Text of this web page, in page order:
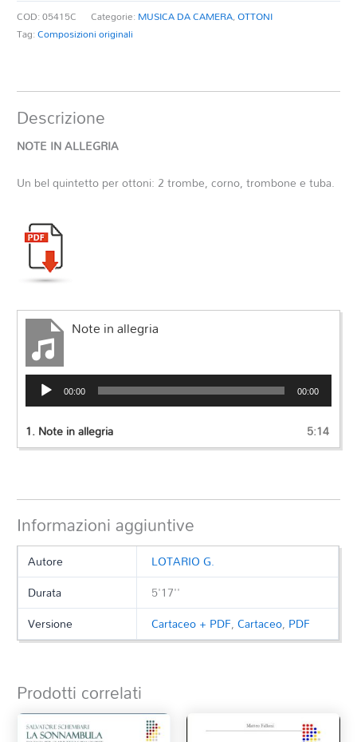
COD:05415C Categorie: MUSICA DA CAMERA,OTTONI
Tag:Composizioni originali
Descrizione
NOTE IN ALLEGRIA
Un bel quintetto per ottoni: 2 trombe, corno, trombone e tuba.
Note in allegria
Audio
Player 00:00 00:00
1.Note in allegria 5:14
Informazioni aggiuntive
Autore
LOTARIO G.
Durata
5'17''
Versione
Cartaceo + PDF,Cartaceo, PDF
Prodotti correlati